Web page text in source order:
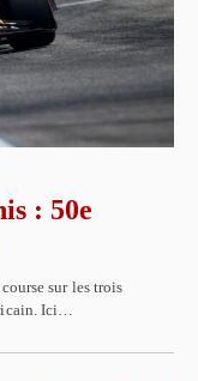
: 50e
sur les trois
Ici…